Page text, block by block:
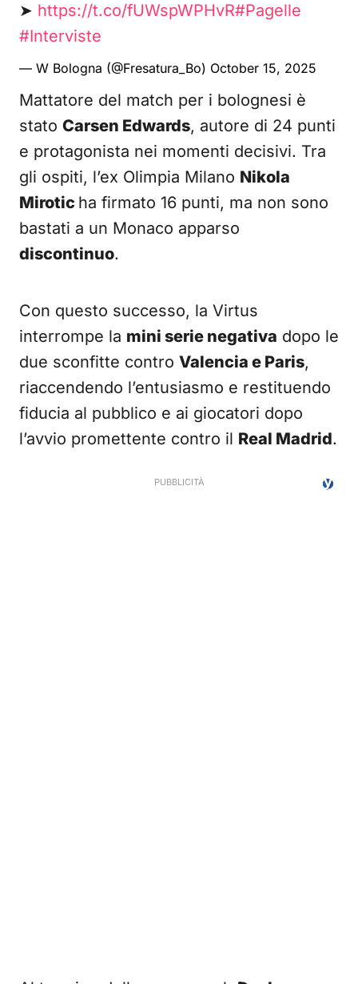
➤ https://t.co/fUWspWPHvR#Pagelle
#Interviste
— W Bologna (@Fresatura_Bo) October 15, 2025
Mattatore del match per i bolognesi è
stato Carsen Edwards, autore di 24 punti
e protagonista nei momenti decisivi. Tra
gli ospiti, l’ex Olimpia Milano Nikola
Mirotic ha firmato 16 punti, ma non sono
bastati a un Monaco apparso
discontinuo.
Con questo successo, la Virtus
interrompe la mini serie negativa dopo le
due sconfitte contro Valencia e Paris,
riaccendendo l’entusiasmo e restituendo
fiducia al pubblico e ai giocatori dopo
l’avvio promettente contro il Real Madrid.